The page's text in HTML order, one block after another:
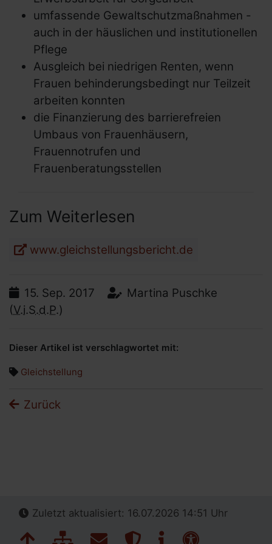
Transparenz
Tätigkeitsberichte und
Unsere Angebote
Unsere Projekte
Unser Team
Mitgliedschaften
Social Media Netiquette
Erklärung zur Barrierefreiheit
Links und Adressen
Koordinierungsstellen für
behinderte Frauen
Bundesweite Organisationen für
Menschen mit Behinderung
umfassende Gewaltschutzmaßnahmen -
auch in der häuslichen und institutionellen
Pflege
Ausgleich bei niedrigen Renten, wenn
Frauen behinderungsbedingt nur Teilzeit
arbeiten konnten
die Finanzierung des barrierefreien
Umbaus von Frauenhäusern,
Frauennotrufen und
Frauenberatungsstellen
Zum Weiterlesen
www.gleichstellungsbericht.de
Datum:
15. Sep. 2017 Autor:
Martina Puschke
(V.i.S.d.P.)
Dieser Artikel ist verschlagwortet mit:
Gleichstellung
Zurück
Zuletzt aktualisiert: 16.07.2026 14:51 Uhr
Navigation überspringen
Zum Seitenanfang
Inhaltsübersicht
KontaktDatenschutz
Impressum